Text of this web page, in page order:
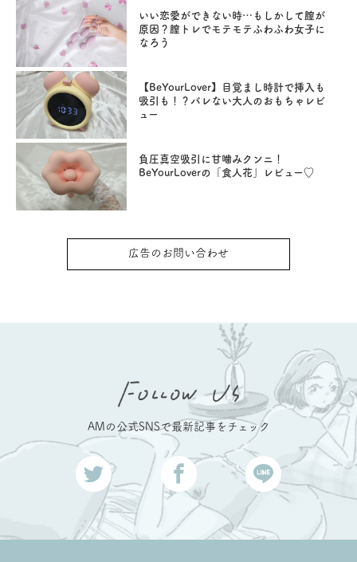
いい恋愛ができない時…もしかして膣が
原因？膣トレでモテモテふわふわ女子に
なろう
【BeYourLover】目覚まし時計で挿入も
吸引も！？バレない大人のおもちゃレビ
ュー
負圧真空吸引に甘噛みクンニ！
BeYourLoverの「食人花」レビュー♡
広告のお問い合わせ
AMの公式SNSで最新記事をチェック